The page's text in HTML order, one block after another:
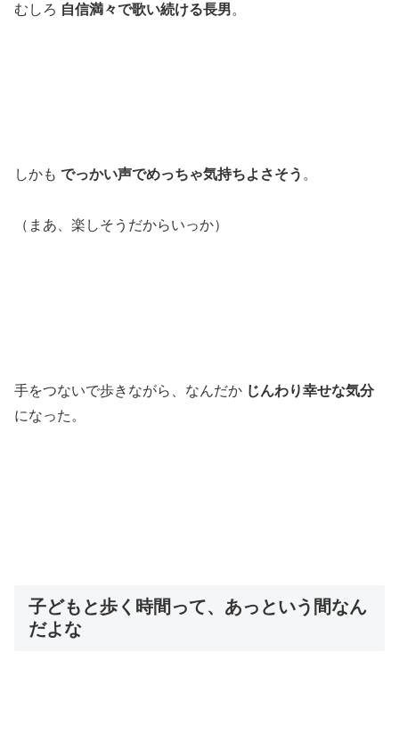
むしろ 自信満々で歌い続ける長男。
しかも でっかい声でめっちゃ気持ちよさそう 。
（まあ、楽しそうだからいっか）
手をつないで歩きながら、なんだか じんわり幸せな気分
になった。
子どもと歩く時間って、あっという間なん
だよな